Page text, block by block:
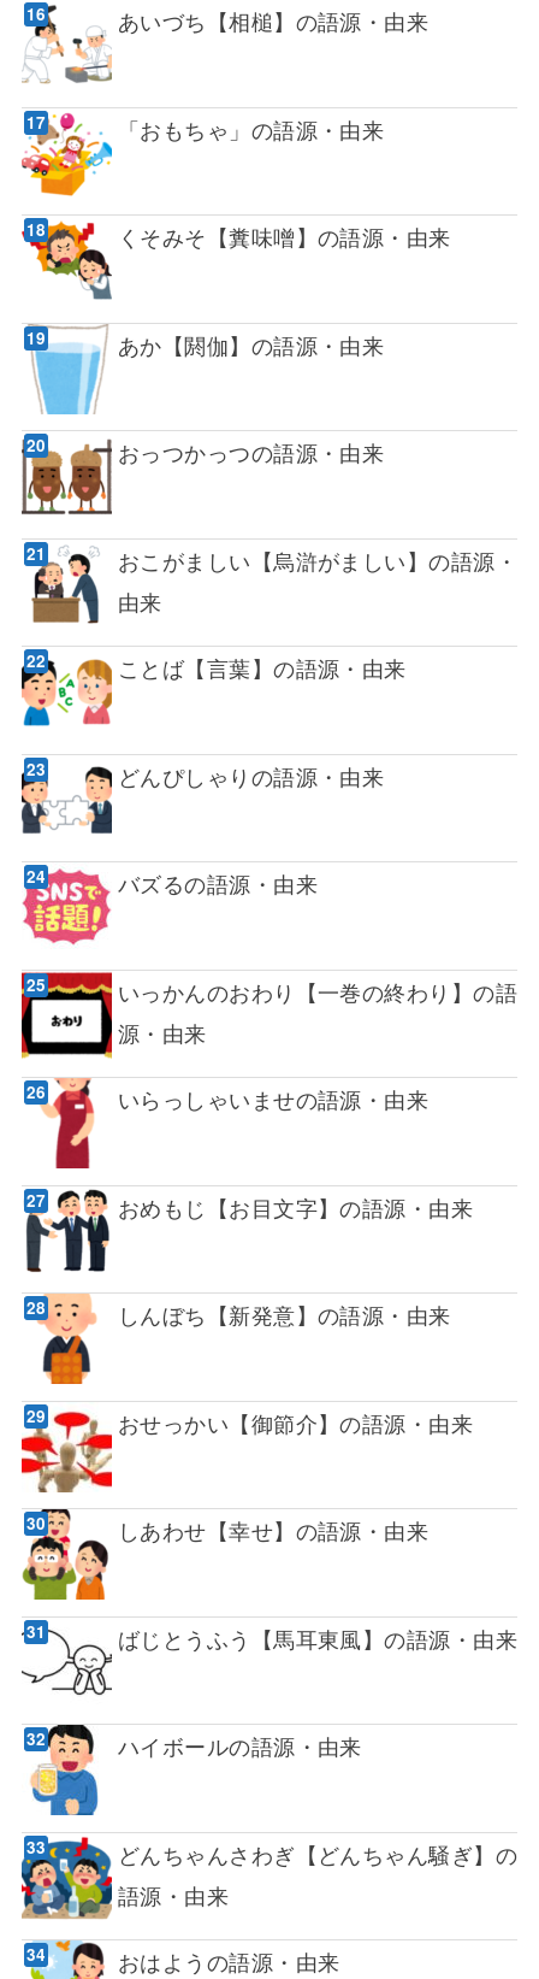
あいづち【相槌】の語源・由来
「おもちゃ」の語源・由来
くそみそ【糞味噌】の語源・由来
あか【閼伽】の語源・由来
おっつかっつの語源・由来
おこがましい【烏滸がましい】の語源・
由来
ことば【言葉】の語源・由来
どんぴしゃりの語源・由来
バズるの語源・由来
いっかんのおわり【一巻の終わり】の語
源・由来
いらっしゃいませの語源・由来
おめもじ【お目文字】の語源・由来
しんぼち【新発意】の語源・由来
おせっかい【御節介】の語源・由来
しあわせ【幸せ】の語源・由来
ばじとうふう【馬耳東風】の語源・由来
ハイボールの語源・由来
どんちゃんさわぎ【どんちゃん騒ぎ】の
語源・由来
おはようの語源・由来